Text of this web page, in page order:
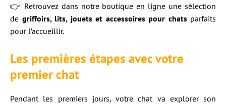
👉 Retrouvez dans notre boutique en ligne une sélection
de griffoirs, lits, jouets et accessoires pour chatsparfaits
pour l’accueillir.
Les premières étapes avec votre
premier chat
Pendant les premiers jours, votre chat va explorer son